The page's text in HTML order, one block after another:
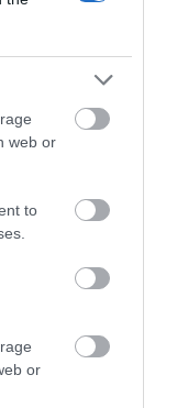
web or
to
or
την Εύβοια
για την